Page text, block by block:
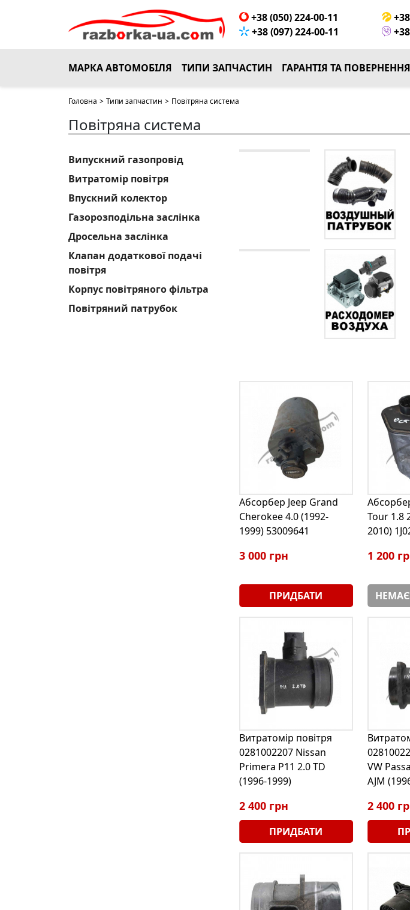
+38 (050) 224-00-11
+38
+38 (097) 224-00-11
МАРКА АВТОМОБІЛЯ ТИПИ ЗАПЧАСТИН ГАРАНТІЯ ТА ПОВЕРНЕННЯ
Головна > Типи запчастин > Повітряна система
Повітряна система
Випускний газопровід
Витратомір повітря
Впускний колектор
Газорозподільна заслінка
Дросельна заслінка
Клапан додаткової подачі
повітря
Корпус повітряного фільтра
Повітряний патрубок
Абсорбер Jeep Grand
Cherokee 4.0 (1992-
1999) 53009641
3 000 грн
ПРИДБАТИ
Tour 1.8
2010)
1 200
Витратомір повітря
0281002207 Nissan
Primera P11 2.0 TD
(1996-1999)
2 400 грн
ПРИДБАТИ
VW
AJM
2 400